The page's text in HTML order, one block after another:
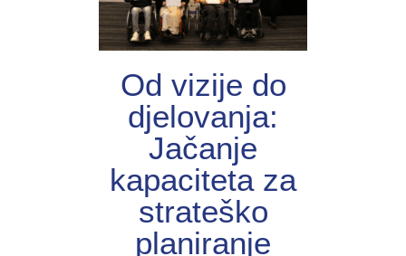
Od vizije do
djelovanja:
Jačanje
kapaciteta za
strateško
planiranje